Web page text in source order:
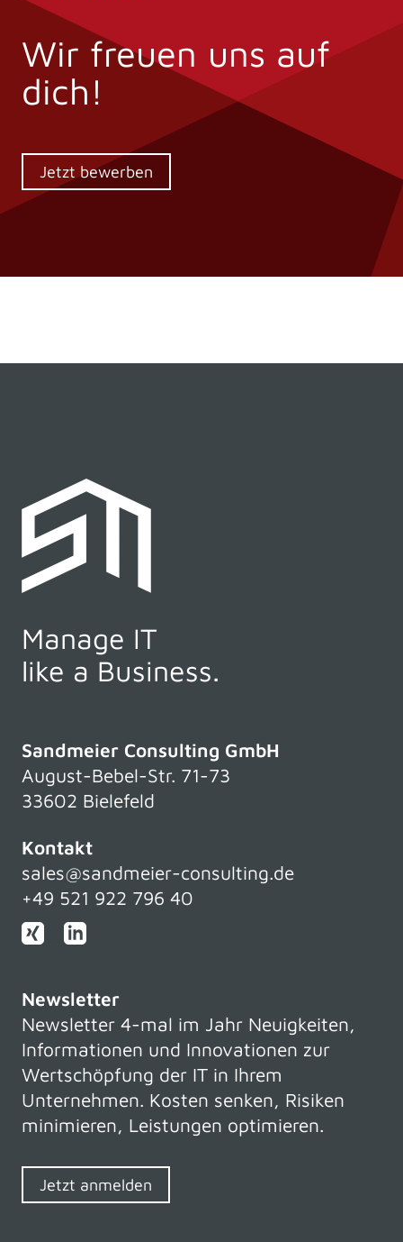
Wir freuen uns auf
dich!
Jetzt bewerben
Manage IT
like a Business.
Sandmeier Consulting GmbH
August-Bebel-Str. 71-73
33602 Bielefeld
Kontakt
sales@sandmeier-consulting.de
+49 521 922 796 40
Newsletter
Newsletter 4-mal im Jahr Neuigkeiten,
Informationen und Innovationen zur
Wertschöpfung der IT in Ihrem
Unternehmen. Kosten senken, Risiken
minimieren, Leistungen optimieren.
Jetzt anmelden